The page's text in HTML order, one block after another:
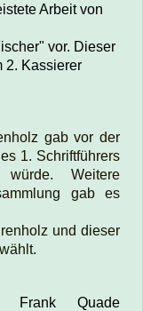
Arbeit von
vor. Dieser
2. Kassierer
gab vor der
1. Schriftführers
Weitere
gab es
und dieser
Frank Quade